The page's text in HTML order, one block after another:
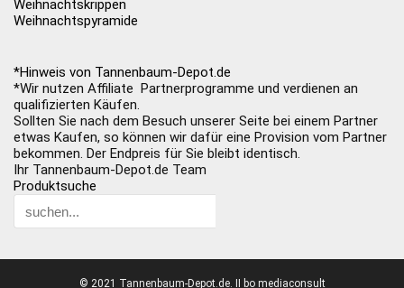
Weihnachtskrippen
Weihnachtspyramide
*Hinweis von Tannenbaum-Depot.de
*Wir nutzen Affiliate Partnerprogramme und verdienen an
qualifizierten Käufen.
Sollten Sie nach dem Besuch unserer Seite bei einem Partner
etwas Kaufen, so können wir dafür eine Provision vom Partner
bekommen. Der Endpreis für Sie bleibt identisch.
Ihr Tannenbaum-Depot.de Team
Produktsuche
© 2021 Tannenbaum-Depot.de. II bo mediaconsult